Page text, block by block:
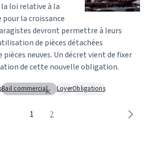
loi relative à la
la croissance
devront permettre à leurs
de pièces détachées
pièces neuves. Un décret vient de fixer
de cette nouvelle obligation.
Bail commercial LoyerObligations
1 2